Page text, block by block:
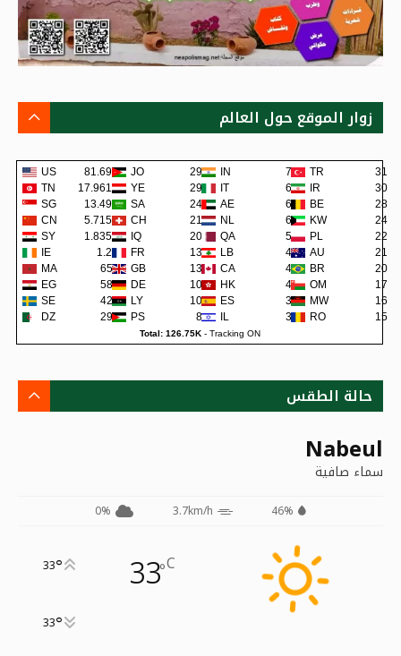
زوار الموقع حول العالم
US 81.69K JO 293 IN 74 TR
31
TN
17.961K YE 291 IT 62 IR
30
SG
13.49K SA 243 AE 62 BE
28
CN
5.715K CH 219 NL 60 KW
24
SY
1.835K IQ 202 QA 57 PL
22
IE
1.2K FR 138 LB 48 AU
21
MA
659 GB 135 CA 45 BR
20
EG
581 DE 109 HK 42 OM
17
SE
422 LY 105 ES 38 MW
16
DZ
299 PS 80 IL 36 RO 15
Total: 126.75K- Tracking ON
حالة الطقس
Nabeul
سماء صافية
46%
3.7km/h
0%
33°C
33°
33°